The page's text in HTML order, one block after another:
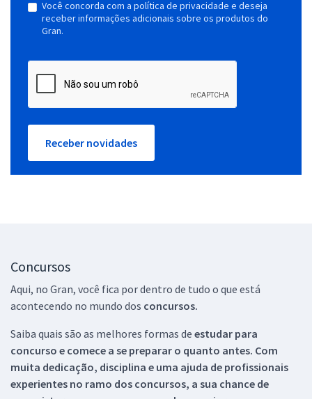
Você concorda com a política de privacidade e deseja
receber informações adicionais sobre os produtos do
Gran.
Receber novidades
Concursos
Aqui, no Gran, você fica por dentro de tudo o que está
acontecendo no mundo dos concursos.
Saiba quais são as melhores formas de estudar para
concurso e comece a se preparar o quanto antes. Com
muita dedicação, disciplina e uma ajuda de profissionais
experientes no ramo dos concursos, a sua chance de